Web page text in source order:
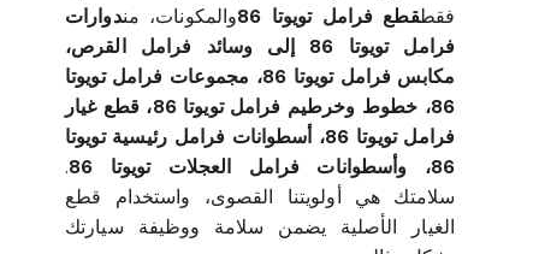
فقطقطع فرامل تويوتا 86 والمكونات، مندوارات
فرامل تويوتا 86 إلى وسائد فرامل القرص،
مكابس فرامل تويوتا 86، مجموعات فرامل تويوتا
86، خطوط وخرطيم فرامل تويوتا 86، قطع غيار
فرامل تويوتا 86، أسطوانات فرامل رئيسية تويوتا
86، وأسطوانات فرامل العجلات تويوتا 86
.
سلامتك هي أولويتنا القصوى، واستخدام قطع
الغيار الأصلية يضمن سلامة ووظيفة سيارتك